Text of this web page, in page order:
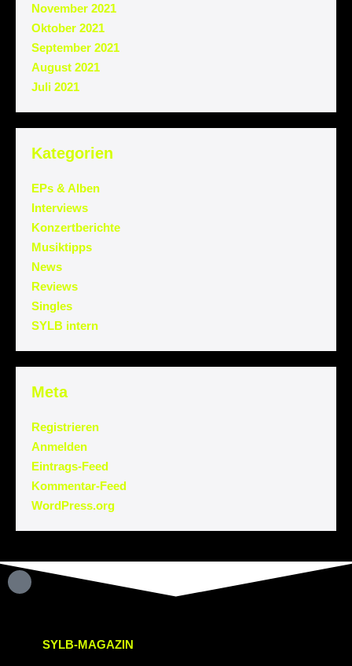
November 2021
Oktober 2021
September 2021
August 2021
Juli 2021
Kategorien
EPs & Alben
Interviews
Konzertberichte
Musiktipps
News
Reviews
Singles
SYLB intern
Meta
Registrieren
Anmelden
Eintrags-Feed
Kommentar-Feed
WordPress.org
SYLB-MAGAZIN